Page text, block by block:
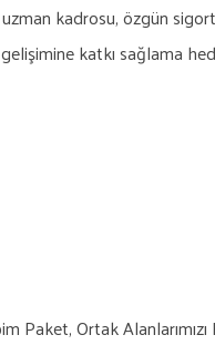
kadrosu, özgün
katkı sağlama
Paket, Ortak